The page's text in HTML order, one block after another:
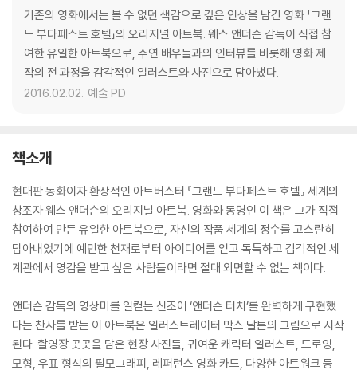
기존의 영화에서는 볼 수 없던 색감으로 깊은 인상을 남긴 영화 「그랜
드 부다페스트 호텔」의 오리지널 아트북. 웨스 앤더슨 감독이 직접 참
여한 유일한 아트북으로, 주연 배우들과의 인터뷰를 비롯해 영화 제
작의 전 과정을 감각적인 일러스트와 사진으로 담아냈다.
2016.02.02. 예술 PD
책소개
현대판 동화이자 환상적인 아트버스터 『그랜드 부다페스트 호텔』 세계의
창조자 웨스 앤더슨의 오리지널 아트북. 영화와 동명인 이 책은 그가 직접
참여하여 만든 유일한 아트북으로, 자신의 작품 세계의 정수를 고스란히
담아내었기에 예민한 천재로부터 아이디어를 얻고 독특하고 감각적인 세
계관에서 영감을 받고 싶은 사람들이라면 절대 외면할 수 없는 책이다.
앤더슨 감독의 영상미를 일컫는 신조어 ‘앤더슨 터치’를 완벽하게 구현했
다는 찬사를 받는 이 아트북은 일러스트레이터 막스 달튼의 그림으로 시작
된다. 촬영장 곳곳을 담은 현장 사진들, 귀여운 캐릭터 일러스트, 드로잉,
모형, 우표 형식의 필모그래피, 레퍼런스 영화 카드, 다양한 아트워크 등